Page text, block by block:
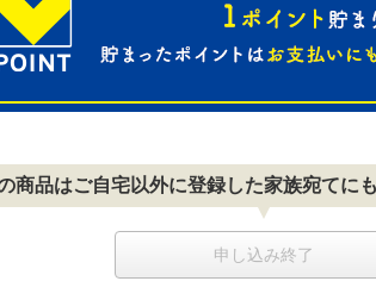
商品はご自宅以外に登録した家族宛てに
申し込み終了